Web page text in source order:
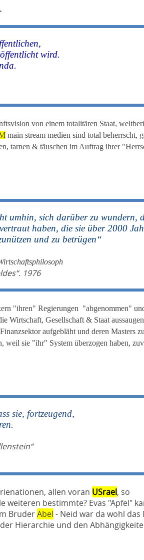
wird.
von einem totalitären Staat,
main stream medien sind total beherrscht,
tarnen & täuschen im Auftrag ihrer
umhin, sich darüber zu wundern,
haben, die sie über 2000
und zu betrügen“
1976
"ihren" Regierungen "abgenommen"
Wirtschaft, Gesellschaft & Staat
aufgebläht und deren Masters
weil sie "ihr" System überzogen haben,
sie, fortzeugend,
allen voran USrael, so
weiteren bestimmte? Evas "Apfel"
BruderAbel - Neid war da wohl das
Hierarchie und den